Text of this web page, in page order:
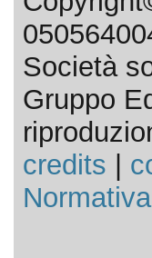
Società
Gruppo
credits